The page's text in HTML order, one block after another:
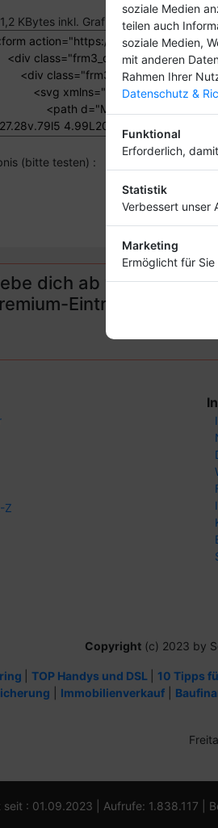
KBytes inkl. Grafiken)
(bitte testen) :
dich ab von
Eintrag schon ab
Z
Copyright (c) 2023 by
TOP Handys und DSL 10 Tipps
Immobilienverkauf
seit : 01.09.2023 | Aufrufe: 1.838.117 |
soziale Medien
teilen auch
soziale Medien,
mit anderen
Rahmen Ihrer
Datenschutz &
Funktional
Erforderlich,
Statistik
Verbessert unser
Marketing
Ermöglicht für